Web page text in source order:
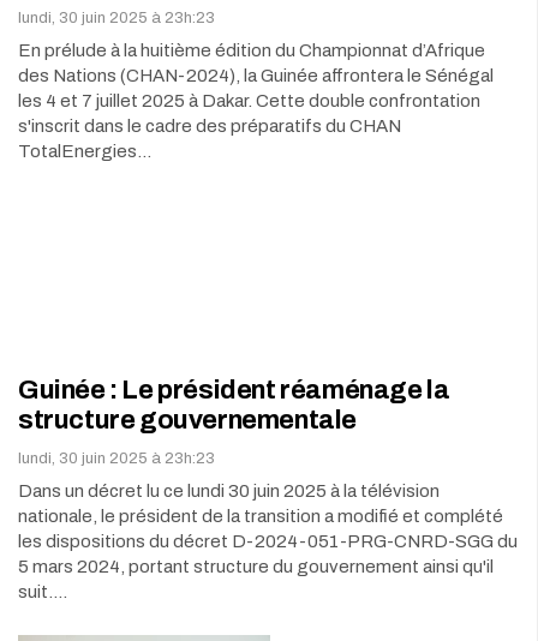
lundi, 30 juin 2025 à 23h:23
En prélude à la huitième édition du Championnat d’Afrique
des Nations (CHAN-2024), la Guinée affrontera le Sénégal
les 4 et 7 juillet 2025 à Dakar. Cette double confrontation
s'inscrit dans le cadre des préparatifs du CHAN
TotalEnergies…
Guinée : Le président réaménage la
structure gouvernementale
lundi, 30 juin 2025 à 23h:23
Dans un décret lu ce lundi 30 juin 2025 à la télévision
nationale, le président de la transition a modifié et complété
les dispositions du décret D-2024-051-PRG-CNRD-SGG du
5 mars 2024, portant structure du gouvernement ainsi qu'il
suit.…